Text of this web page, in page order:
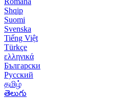
Shqip
Suomi
Svenska
Tiếng Việt
Türkçe
ελληνικά
Български
Русский
தமிழ்
తెలుగు